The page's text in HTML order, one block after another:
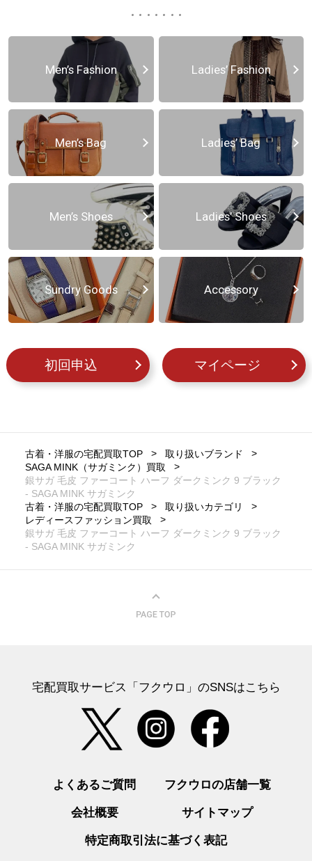
Men’s Fashion Ladies’ Fashion
Men’s Bag Ladies’ Bag
Men’s Shoes Ladies’ Shoes
Sundry Goods Accessory
初回申込 マイページ
古着・洋服の宅配買取TOP
取り扱いブランド
SAGA MINK（サガミンク）買取
銀サガ 毛皮 ファーコート ハーフ ダークミンク 9 ブラック
- SAGA MINK サガミンク
古着・洋服の宅配買取TOP
取り扱いカテゴリ
レディースファッション買取
銀サガ 毛皮 ファーコート ハーフ ダークミンク 9 ブラック
- SAGA MINK サガミンク
宅配買取サービス「フクウロ」のSNSはこちら
よくあるご質問 フクウロの店舗一覧
会社概要 サイトマップ
特定商取引法に基づく表記